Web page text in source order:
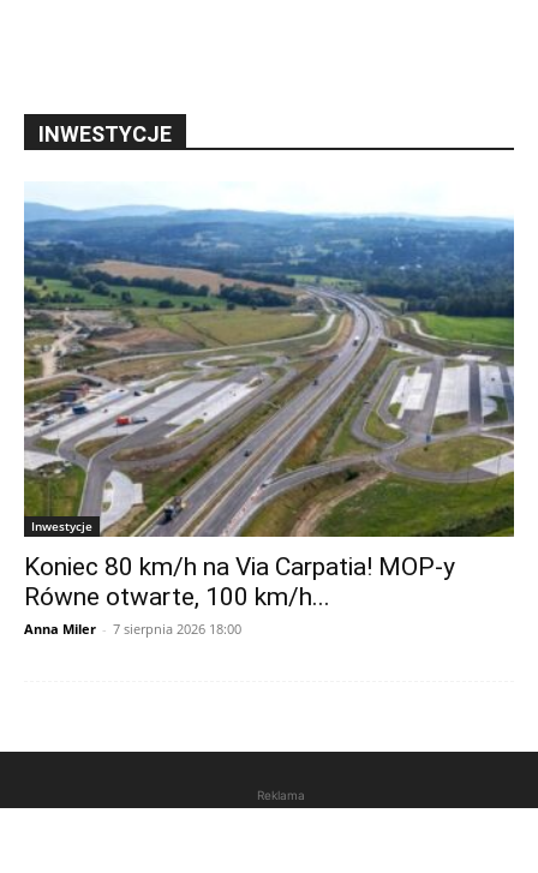
INWESTYCJE
Inwestycje
Koniec 80 km/h na Via Carpatia! MOP-y
Równe otwarte, 100 km/h...
Anna Miler - 7 sierpnia 2026 18:00
Reklama